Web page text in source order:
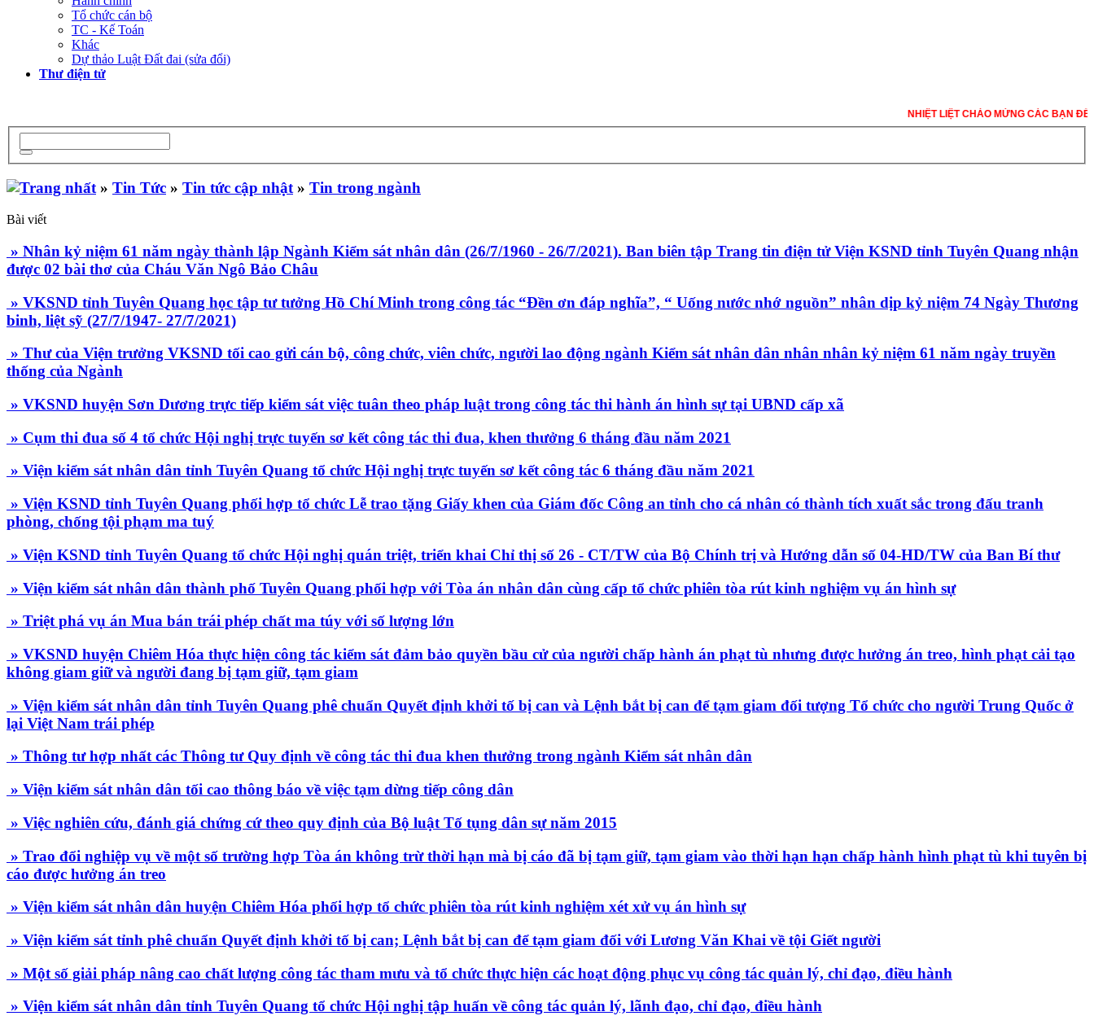
Tổ chức cán bộ
TC - Kế Toán
Khác
Dự thảo Luật Đất đai (sửa đổi)
Thư điện tử
NHIỆT LIỆT CHÀO MỪNG CÁC BẠN ĐẾN
» Tin Tức » Tin tức cập nhật » Tin trong ngành
Bài viết
» Nhân kỷ niệm 61 năm ngày thành lập Ngành Kiểm sát nhân dân (26/7/1960 - 26/7/2021). Ban biên tập Trang tin điện tử Viện KSND tỉnh Tuyên Quang nhận
được 02 bài thơ của Cháu Văn Ngô Bảo Châu
» VKSND tỉnh Tuyên Quang học tập tư tưởng Hồ Chí Minh trong công tác “Đền ơn đáp nghĩa”, “ Uống nước nhớ nguồn” nhân dịp kỷ niệm 74 Ngày Thương
binh, liệt sỹ (27/7/1947- 27/7/2021)
» Thư của Viện trưởng VKSND tối cao gửi cán bộ, công chức, viên chức, người lao động ngành Kiểm sát nhân dân nhân nhân kỷ niệm 61 năm ngày truyền
thống của Ngành
» VKSND huyện Sơn Dương trực tiếp kiểm sát việc tuân theo pháp luật trong công tác thi hành án hình sự tại UBND cấp xã
» Cụm thi đua số 4 tổ chức Hội nghị trực tuyến sơ kết công tác thi đua, khen thưởng 6 tháng đầu năm 2021
» Viện kiểm sát nhân dân tỉnh Tuyên Quang tổ chức Hội nghị trực tuyến sơ kết công tác 6 tháng đầu năm 2021
» Viện KSND tỉnh Tuyên Quang phối hợp tổ chức Lễ trao tặng Giấy khen của Giám đốc Công an tỉnh cho cá nhân có thành tích xuất sắc trong đấu tranh
phòng, chống tội phạm ma tuý
» Viện KSND tỉnh Tuyên Quang tổ chức Hội nghị quán triệt, triển khai Chỉ thị số 26 - CT/TW của Bộ Chính trị và Hướng dẫn số 04-HD/TW của Ban Bí thư
» Viện kiểm sát nhân dân thành phố Tuyên Quang phối hợp với Tòa án nhân dân cùng cấp tổ chức phiên tòa rút kinh nghiệm vụ án hình sự
» Triệt phá vụ án Mua bán trái phép chất ma túy với số lượng lớn
» VKSND huyện Chiêm Hóa thực hiện công tác kiểm sát đảm bảo quyền bầu cử của người chấp hành án phạt tù nhưng được hưởng án treo, hình phạt cải tạo
không giam giữ và người đang bị tạm giữ, tạm giam
» Viện kiểm sát nhân dân tỉnh Tuyên Quang phê chuẩn Quyết định khởi tố bị can và Lệnh bắt bị can để tạm giam đối tượng Tổ chức cho người Trung Quốc ở
lại Việt Nam trái phép
» Thông tư hợp nhất các Thông tư Quy định về công tác thi đua khen thưởng trong ngành Kiểm sát nhân dân
» Viện kiểm sát nhân dân tối cao thông báo về việc tạm dừng tiếp công dân
» Việc nghiên cứu, đánh giá chứng cứ theo quy định của Bộ luật Tố tụng dân sự năm 2015
» Trao đổi nghiệp vụ về một số trường hợp Tòa án không trừ thời hạn mà bị cáo đã bị tạm giữ, tạm giam vào thời hạn hạn chấp hành hình phạt tù khi tuyên bị
cáo được hưởng án treo
» Viện kiểm sát nhân dân huyện Chiêm Hóa phối hợp tổ chức phiên tòa rút kinh nghiệm xét xử vụ án hình sự
» Viện kiểm sát tỉnh phê chuẩn Quyết định khởi tố bị can; Lệnh bắt bị can để tạm giam đối với Lương Văn Khai về tội Giết người
» Một số giải pháp nâng cao chất lượng công tác tham mưu và tổ chức thực hiện các hoạt động phục vụ công tác quản lý, chỉ đạo, điều hành
» Viện kiểm sát nhân dân tỉnh Tuyên Quang tổ chức Hội nghị tập huấn về công tác quản lý, lãnh đạo, chỉ đạo, điều hành